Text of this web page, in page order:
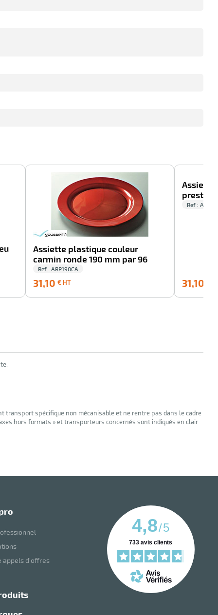
Assiette plastique couleur
carmin ronde 190 mm par 96
Ref : ARP190CA
31,10 € HT
HT
Assiette
prestige
Ref :
31,10
spécifique non mécanisable et ne rentre pas dans le cadre
hors formats » et transporteurs concernés sont indiqués en clair
appels d’offres
4,8/5
733 avis clients